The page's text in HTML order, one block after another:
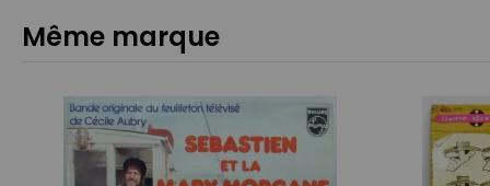
Même marque